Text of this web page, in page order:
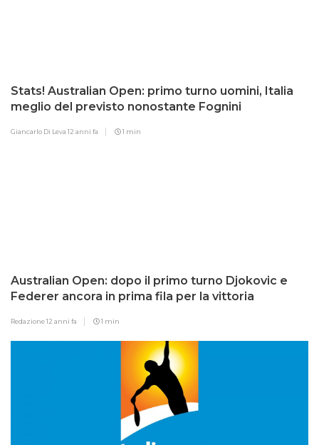
Stats! Australian Open: primo turno uomini, Italia
meglio del previsto nonostante Fognini
Giancarlo Di Leva12 anni fa 1 min
Australian Open: dopo il primo turno Djokovic e
Federer ancora in prima fila per la vittoria
Redazione12 anni fa 1 min